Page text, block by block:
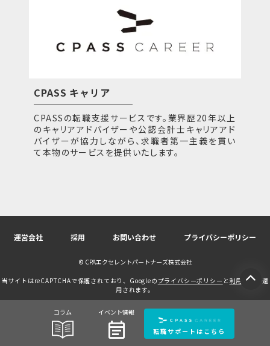
コラム イベント情報
event_note 転職サポートはこちら
CPASS キャリア
CPASSの転職支援サービスです。業界歴20年以上
のキャリアアドバイザーや公認会計士キャリアアド
バイザーが協力しながら、求職者第一主義を貫い
て本物のサービスを提供いたします。
運営会社 採用 お問い合わせ プライバシーポリシー
© CPAエクセレントパートナーズ株式会社
当サイトはreCAPTCHAで保護されており、Googleの プライバシーポリシー と 利用規約が適
用されます。